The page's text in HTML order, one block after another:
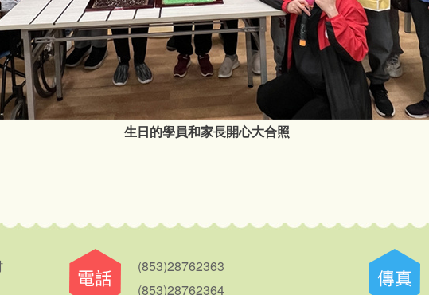
生日的學員和家長開心大合照
(853)28762363
(853)28762364